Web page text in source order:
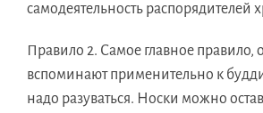
самодеятельность распорядителей
Правило 2. Самое главное правило,
вспоминают применительно к
надо разуваться. Носки можно